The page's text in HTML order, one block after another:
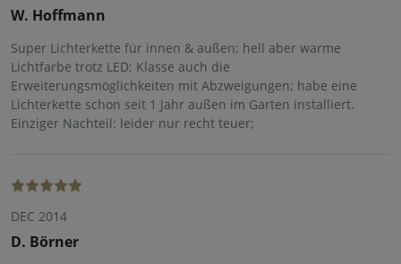
W. Hoffmann
Super Lichterkette für innen & außen; hell aber warme
Lichtfarbe trotz LED; Klasse auch die
Erweiterungsmöglichkeiten mit Abzweigungen; habe eine
Lichterkette schon seit 1 Jahr außen im Garten installiert.
Einziger Nachteil: leider nur recht teuer;
DEC 2014
D. Börner